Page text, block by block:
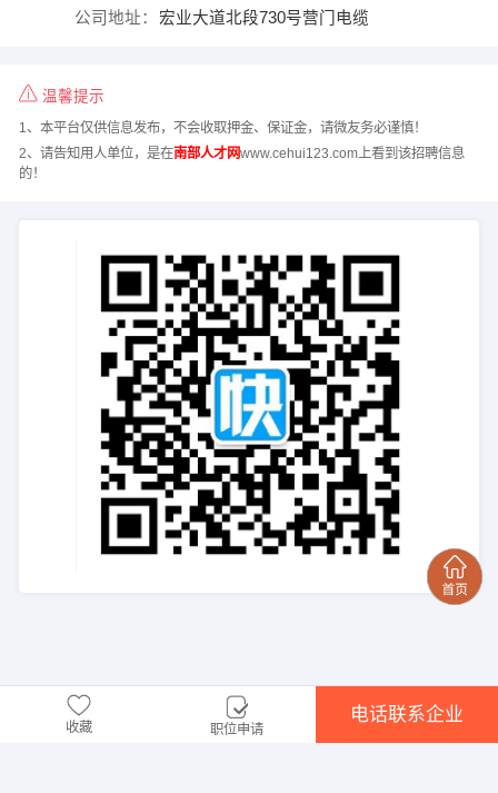
公司地址： 宏业大道北段730号营门电缆
温馨提示
1、本平台仅供信息发布，不会收取押金、保证金，请微友务必谨慎！
2、请告知用人单位，是在南部人才网www.cehui123.com上看到该招聘信息
的！
收藏 职位申请
电话联系企业